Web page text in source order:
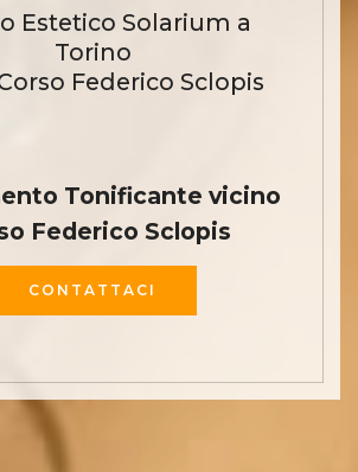
Estetico Solarium a
Torino
Federico Sclopis
Tonificante vicino
Federico Sclopis
CONTATTACI